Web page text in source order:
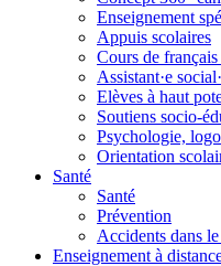
Enseignement
Appuis scolaires
Cours de
Assistant·e
Elèves à haut
Soutiens socio-
Psychologie,
Orientation
Santé
Santé
Prévention
Accidents dans
Enseignement à